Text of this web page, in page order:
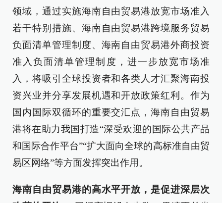
领域，通过实施海南自由贸易港放宽市场准入
若干特别措施、海南自由贸易港跨境服务贸易
负面清单管理制度、海南自由贸易港外商投资
准入负面清单管理制度，进一步放宽市场准
入，将吸引全球投资者和各类人才汇聚海南投
资兴业并分享发展机遇和开放政策红利。作为
国内国际双循环的重要交汇点，海南自由贸易
港将在助力我国打造“深受欢迎的国际公共产品
和国际合作平台”“扩大面向全球的高标准自由贸
易区网络”等方面发挥突出作用。
海南自由贸易港的高水平开放，是促进深层次